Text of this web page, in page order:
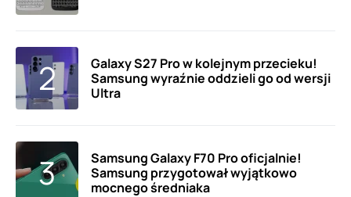
Galaxy S27 Pro w kolejnym przecieku!
Samsung wyraźnie oddzieli go od wersji
Ultra
Samsung Galaxy F70 Pro oficjalnie!
Samsung przygotował wyjątkowo
mocnego średniaka